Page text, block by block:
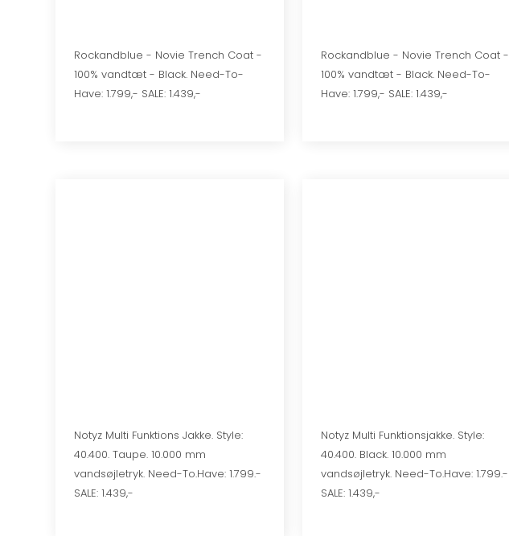
Rockandblue - Novie Trench Coat -
100% vandtæt - Black. Need-To-
Have: 1.799,- SALE: 1.439,-
Rockandblue - Novie Trench Coat -
100% vandtæt - Black. Need-To-
Have: 1.799,- SALE: 1.439,-
Notyz Multi Funktions Jakke. Style:
40.400. Taupe. 10.000 mm
vandsøjletryk. Need-To.Have: 1.799.-
SALE: 1.439,-
Notyz Multi Funktionsjakke. Style:
40.400. Black. 10.000 mm
vandsøjletryk. Need-To.Have: 1.799.-
SALE: 1.439,-